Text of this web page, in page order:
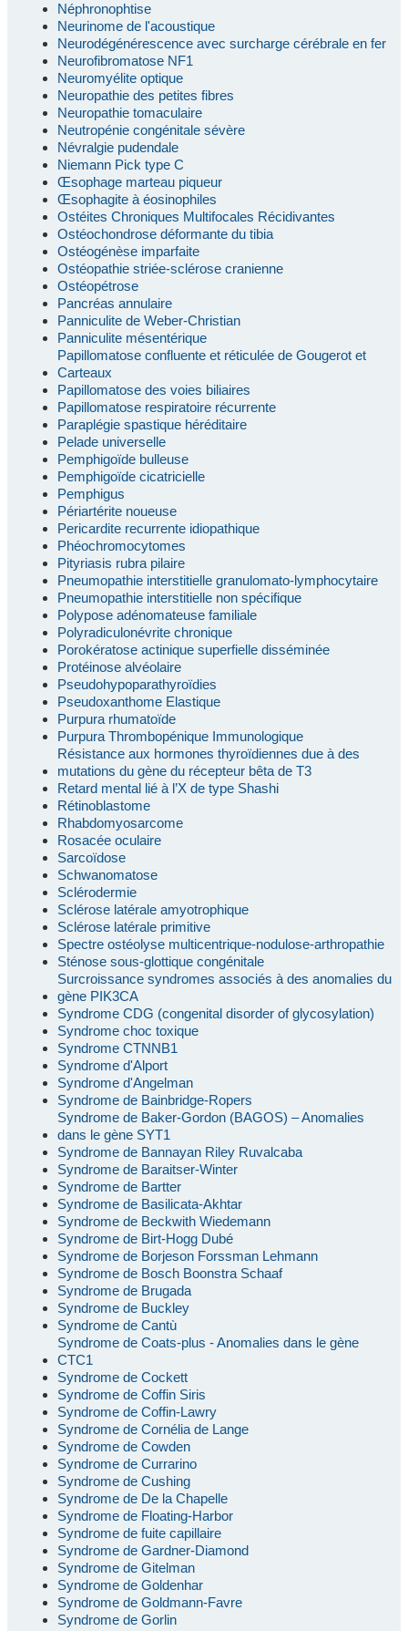
Néphronophtise
Neurinome de l'acoustique
Neurodégénérescence avec surcharge cérébrale en fer
Neurofibromatose NF1
Neuromyélite optique
Neuropathie des petites fibres
Neuropathie tomaculaire
Neutropénie congénitale sévère
Névralgie pudendale
Niemann Pick type C
Œsophage marteau piqueur
Œsophagite à éosinophiles
Ostéites Chroniques Multifocales Récidivantes
Ostéochondrose déformante du tibia
Ostéogénèse imparfaite
Ostéopathie striée-sclérose cranienne
Ostéopétrose
Pancréas annulaire
Panniculite de Weber-Christian
Panniculite mésentérique
Papillomatose confluente et réticulée de Gougerot et
Carteaux
Papillomatose des voies biliaires
Papillomatose respiratoire récurrente
Paraplégie spastique héréditaire
Pelade universelle
Pemphigoïde bulleuse
Pemphigoïde cicatricielle
Pemphigus
Périartérite noueuse
Pericardite recurrente idiopathique
Phéochromocytomes
Pityriasis rubra pilaire
Pneumopathie interstitielle granulomato-lymphocytaire
Pneumopathie interstitielle non spécifique
Polypose adénomateuse familiale
Polyradiculonévrite chronique
Porokératose actinique superfielle disséminée
Protéinose alvéolaire
Pseudohypoparathyroïdies
Pseudoxanthome Elastique
Purpura rhumatoïde
Purpura Thrombopénique Immunologique
Résistance aux hormones thyroïdiennes due à des
mutations du gène du récepteur bêta de T3
Retard mental lié à l’X de type Shashi
Rétinoblastome
Rhabdomyosarcome
Rosacée oculaire
Sarcoïdose
Schwanomatose
Sclérodermie
Sclérose latérale amyotrophique
Sclérose latérale primitive
Spectre ostéolyse multicentrique-nodulose-arthropathie
Sténose sous-glottique congénitale
Surcroissance syndromes associés à des anomalies du
gène PIK3CA
Syndrome CDG (congenital disorder of glycosylation)
Syndrome choc toxique
Syndrome CTNNB1
Syndrome d'Alport
Syndrome d'Angelman
Syndrome de Bainbridge-Ropers
Syndrome de Baker-Gordon (BAGOS) – Anomalies
dans le gène SYT1
Syndrome de Bannayan Riley Ruvalcaba
Syndrome de Baraitser-Winter
Syndrome de Bartter
Syndrome de Basilicata-Akhtar
Syndrome de Beckwith Wiedemann
Syndrome de Birt-Hogg Dubé
Syndrome de Borjeson Forssman Lehmann
Syndrome de Bosch Boonstra Schaaf
Syndrome de Brugada
Syndrome de Buckley
Syndrome de Cantù
Syndrome de Coats-plus - Anomalies dans le gène
CTC1
Syndrome de Cockett
Syndrome de Coffin Siris
Syndrome de Coffin-Lawry
Syndrome de Cornélia de Lange
Syndrome de Cowden
Syndrome de Currarino
Syndrome de Cushing
Syndrome de De la Chapelle
Syndrome de Floating-Harbor
Syndrome de fuite capillaire
Syndrome de Gardner-Diamond
Syndrome de Gitelman
Syndrome de Goldenhar
Syndrome de Goldmann-Favre
Syndrome de Gorlin